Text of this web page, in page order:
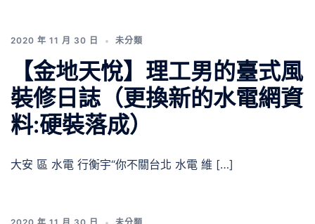
2020 年 11 月 30 日 未分類
【金地天悅】理工男的臺式風
裝修日誌（更換新的水電網資
料:硬裝落成）
大安 區 水電 行衡宇“你不關台北 水電 維 […]